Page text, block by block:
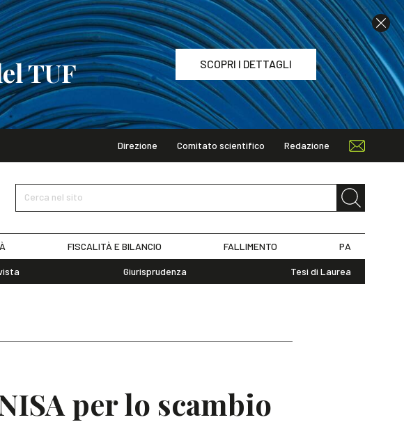
TUF SCOPRI I DETTAGLI
Direzione Comitato scientifico Redazione
Cerca nel sito
FISCALITÀ E BILANCIO FALLIMENTO PA
Giurisprudenza Tesi di Laurea
per lo scambio